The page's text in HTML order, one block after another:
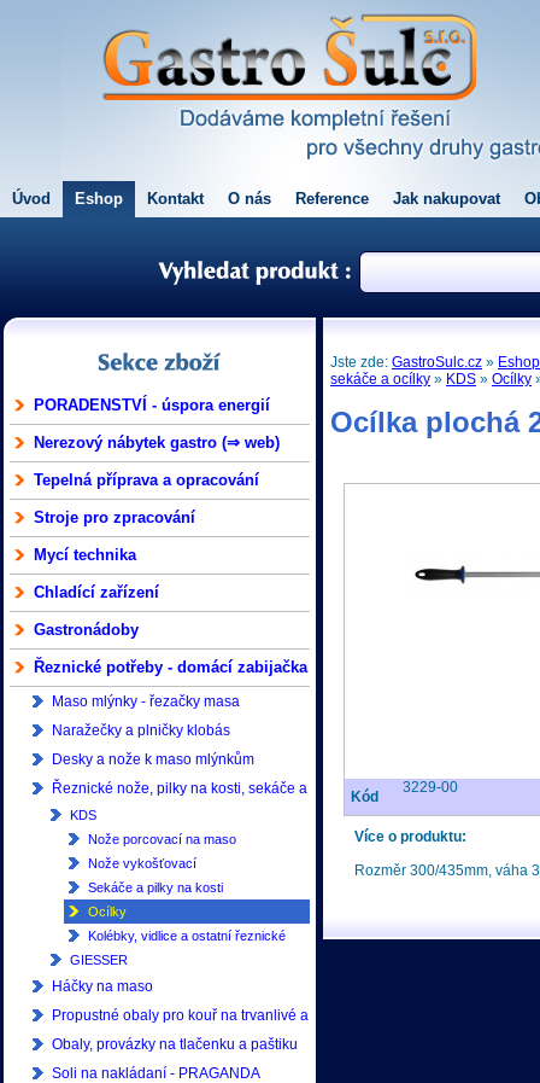
Úvod Eshop Kontakt O nás Reference Jak nakupovat
PORADENSTVÍ - úspora energií
Nerezový nábytek gastro (⇒ web)
Tepelná příprava a opracování
Stroje pro zpracování
Mycí technika
Chladící zařízení
Gastronádoby
Řeznické potřeby - domácí zabijačka
Maso mlýnky - řezačky masa
Naražečky a plničky klobás
Desky a nože k maso mlýnkům
Řeznické nože, pilky na kosti, sekáče a
ocílky
KDS
Nože porcovací na maso
Nože vykošťovací
Sekáče a pilky na kosti
Ocílky
Kolébky, vidlice a ostatní řeznické
náčiní
GIESSER
Háčky na maso
Propustné obaly pro kouř na trvanlivé a
měkké salámy
Obaly, provázky na tlačenku a paštiku
Soli na nakládaní - PRAGANDA
Jste zde:GastroSulc.cz » Eshop
sekáče a ocílky » KDS »Ocílky
Ocílka plochá
Kód
3229-00
Více o produktu:
Rozměr 300/435mm, váha